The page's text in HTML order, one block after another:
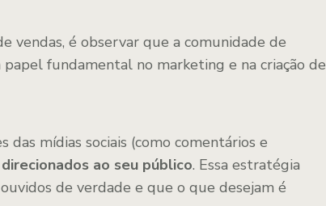
vendas, é observar que a comunidade de
fundamental no marketing e na criação de
das mídias sociais (como comentários e
ao seu público. Essa estratégia
de verdade e que o que desejam é